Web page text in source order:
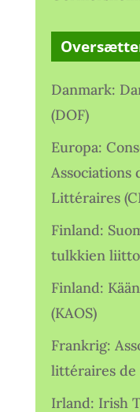
Danmark:
(DOF)
Europa:
Associations
Littéraires
Finland:
tulkkien liitto
Finland:
(KAOS)
Frankrig:
littéraires de
Irland: Irish